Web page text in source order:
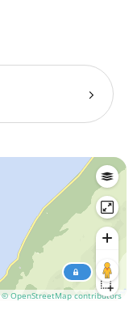
© OpenStreetMap contributors